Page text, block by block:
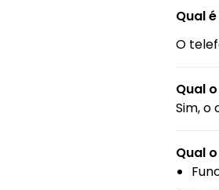
Qual
O
Qual
Sim, o
Qual